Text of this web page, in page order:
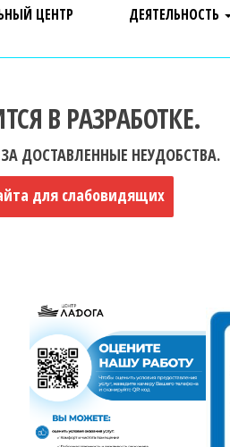
ЦЕНТР
ДЕЯТЕЛЬНОСТЬ
В РАЗРАБОТКЕ.
ДОСТАВЛЕННЫЕ НЕУДОБСТВА.
для слабовидящих